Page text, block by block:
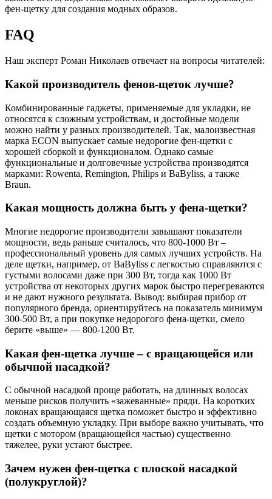
фен-щетку для создания модных образов.
FAQ
Наш эксперт Роман Николаев отвечает на вопросы читателей:
Какой производитель фенов-щеток лучше?
Комбинированные гаджеты, применяемые для укладки, не
относятся к сложным устройствам, и достойные модели
можно найти у разных производителей. Так, малоизвестная
марка ECON выпускает самые недорогие фен-щетки с
хорошей сборкой и функционалом. Однако самые
функциональные и долговечные устройства производятся
марками: Rowenta, Remington, Philips и BaByliss, а также
Braun.
Какая мощность должна быть у фена-щетки?
Многие недорогие производители завышают показатели
мощности, ведь раньше считалось, что 800-1000 Вт –
профессиональный уровень для самых лучших устройств. На
деле щетки, например, от BaByliss с легкостью справляются с
густыми волосами даже при 300 Вт, тогда как 1000 Вт
устройства от некоторых других марок быстро перегреваются
и не дают нужного результата. Вывод: выбирая прибор от
популярного бренда, ориентируйтесь на показатель минимум
300-500 Вт, а при покупке недорогого фена-щетки, смело
берите «выше» — 800-1200 Вт.
Какая фен-щетка лучше – с вращающейся или
обычной насадкой?
С обычной насадкой проще работать, на длинных волосах
меньше рисков получить «зажеванные» пряди. На коротких
локонах вращающаяся щетка поможет быстро и эффективно
создать объемную укладку. При выборе важно учитывать, что
щетки с мотором (вращающейся частью) существенно
тяжелее, руки устают быстрее.
Зачем нужен фен-щетка с плоской насадкой
(полукруглой)?